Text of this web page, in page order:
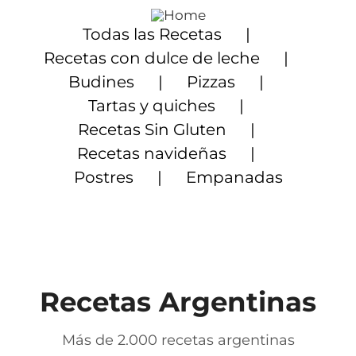
contenido
Todas las Recetas
Recetas con dulce de leche
Budines
Pizzas
Tartas y quiches
Recetas Sin Gluten
Recetas navideñas
Postres
Empanadas
Recetas Argentinas
Más de 2.000 recetas argentinas